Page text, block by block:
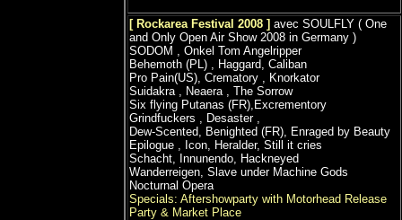
[ Rockarea Festival 2008 ] avec SOULFLY ( One
and Only Open Air Show 2008 in Germany )
SODOM , Onkel Tom Angelripper
Behemoth (PL) , Haggard, Caliban
Pro Pain(US), Crematory , Knorkator
Suidakra , Neaera , The Sorrow
Six flying Putanas (FR),Excrementory
Grindfuckers , Desaster ,
Dew-Scented, Benighted (FR), Enraged by Beauty
Epilogue , Icon, Heralder, Still it cries
Schacht, Innunendo, Hackneyed
Wanderreigen, Slave under Machine Gods
Nocturnal Opera
Specials: Aftershowparty with Motorhead Release
Party & Market Place